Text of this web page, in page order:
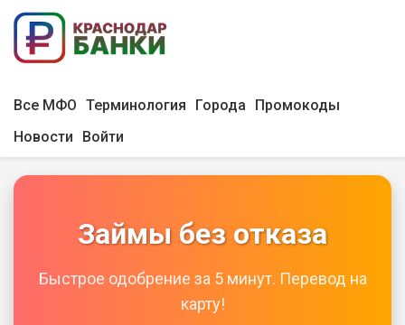
Все МФО Терминология Города
Промокоды
Новости
Войти
Займы без отказа
Быстрое одобрение за 5 минут. Перевод на
карту!